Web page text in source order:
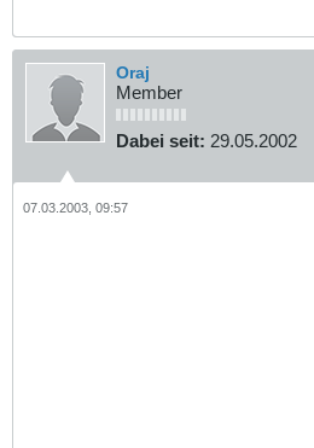
Oraj
Member
Dabei seit: 29.05.2002
07.03.2003, 09:57